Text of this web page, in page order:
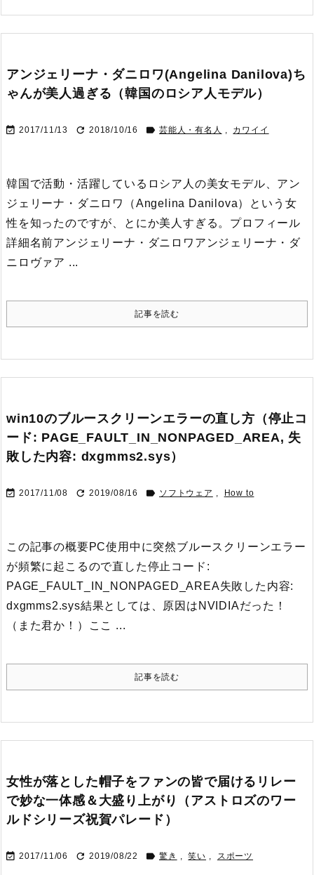
アンジェリーナ・ダニロワ(Angelina Danilova)ち
ゃんが美人過ぎる（韓国のロシア人モデル）
 2017/11/13  2018/10/16  芸能人・有名人 , カワイイ
韓国で活動・活躍しているロシア人の美女モデル、アン
ジェリーナ・ダニロワ（Angelina Danilova）という女
性を知ったのですが、とにか美人すぎる。 プロフィール
詳細名前アンジェリーナ・ダニロワアンジェリーナ・ダ
ニロヴァア ...
記事を読む
win10のブルースクリーンエラーの直し方（停止コ
ード: PAGE_FAULT_IN_NONPAGED_AREA, 失
敗した内容: dxgmms2.sys）
 2017/11/08  2019/08/16  ソフトウェア , How to
この記事の概要PC使用中に突然ブルースクリーンエラー
が頻繁に起こるので直した停止コード:
PAGE_FAULT_IN_NONPAGED_AREA失敗した内容:
dxgmms2.sys結果としては、原因はNVIDIAだった！
（また君か！）ここ ...
記事を読む
女性が落とした帽子をファンの皆で届けるリレー
で妙な一体感＆大盛り上がり（アストロズのワー
ルドシリーズ祝賀パレード）
 2017/11/06  2019/08/22  驚き , 笑い , スポーツ